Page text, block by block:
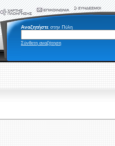
Αναζητήστε στην Πύλη
Σύνθετη αναζήτηση